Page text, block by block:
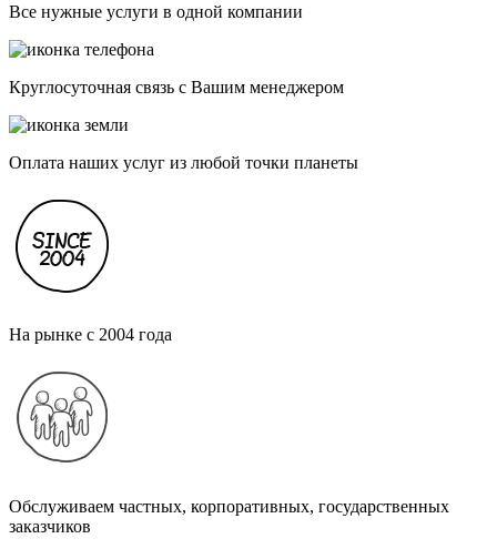
Все нужные услуги в одной компании
Круглосуточная связь с Вашим менеджером
Оплата наших услуг из любой точки планеты
На рынке с 2004 года
Обслуживаем частных, корпоративных, государственных
заказчиков